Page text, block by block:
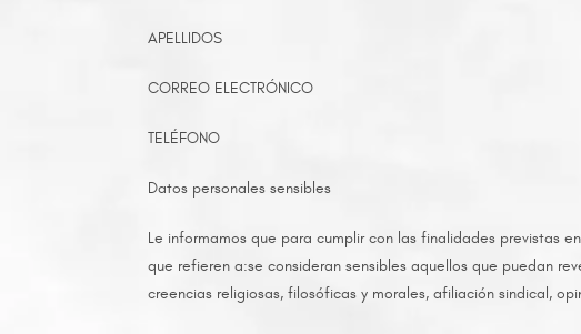
APELLIDOS
CORREO ELECTRÓNICO
TELÉFONO
Datos personales sensibles
Le informamos que para cumplir con las finalidades previstas
que refieren a:se consideran sensibles aquellos que puedan
creencias religiosas, filosóficas y morales, afiliación sindical,